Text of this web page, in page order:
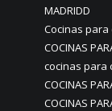
MADRIDD
Cocinas
COCINAS
cocinas para
COCINAS
COCINAS